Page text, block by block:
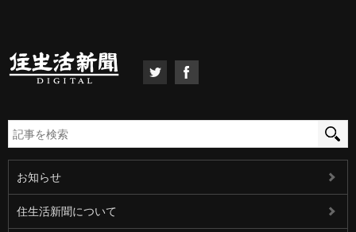
お知らせ
住生活新聞について